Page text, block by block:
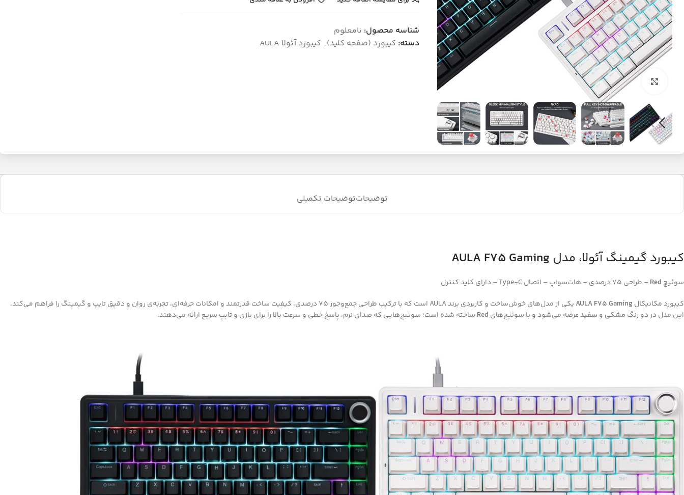
بزرگنمایی تصویر
شناسه محصول: نامعلوم
دسته: کیبورد (صفحه کلید), کیبورد آئولا AULA
توضیحاتتوضیحات تکمیلی
کیبورد گیمینگ آئولا، مدل AULA F75 Gaming
سوئیچ Red – طراحی ۷۵ درصدی – هات‌سواپ – اتصال Type-C – دارای کلید کنترل
کیبورد مکانیکال AULA F75 Gaming
یکی از مدل‌های خوش‌ساخت و کاربردی برند AULA است که با ترکیب طراحی جمع‌وجور ۷۵ درصدی، کیفیت ساخت قدرتمند و امکانات حرفه‌ای، تجربه‌ی روان و دقیق تایپ و گیمینگ را فراهم می‌کند.
این مدل در دو رنگ مشکی و سفیدعرضه می‌شود و با سوئیچ‌های Red ساخته شده است؛ سوئیچ‌هایی که صدای نرم، پاسخ خطی و سرعت بالا را برای بازی و تایپ سریع ارائه می‌دهند.